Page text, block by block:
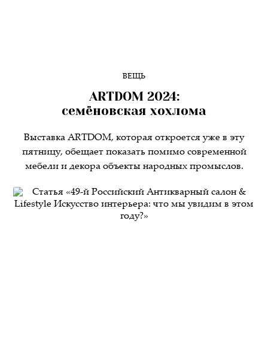
ВЕЩЬ
ARTDOM 2024:
семёновская хохлома
Выставка ARTDOM, которая откроется уже в эту
пятницу, обещает показать помимо современной
мебели и декора объекты народных промыслов.